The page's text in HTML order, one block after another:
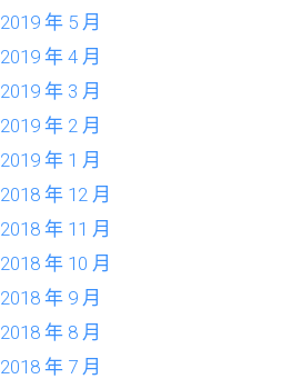
2019 年 5 月
2019 年 4 月
2019 年 3 月
2019 年 2 月
2019 年 1 月
2018 年 12 月
2018 年 11 月
2018 年 10 月
2018 年 9 月
2018 年 8 月
2018 年 7 月